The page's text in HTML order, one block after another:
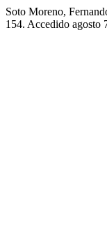
Soto Moreno,
154. Accedido agosto